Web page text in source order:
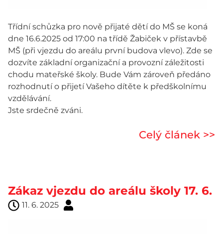
Třídní schůzka pro nově přijaté dětí do MŠ se koná
dne 16.6.2025 od 17:00 na třídě Žabiček v přístavbě
MŠ (při vjezdu do areálu první budova vlevo). Zde se
dozvíte základní organizační a provozní záležitosti
chodu mateřské školy. Bude Vám zároveň předáno
rozhodnutí o přijetí Vašeho dítěte k předškolnímu
vzdělávání.
Jste srdečně zváni.
Celý článek >>
Zákaz vjezdu do areálu školy 17. 6.
11. 6. 2025